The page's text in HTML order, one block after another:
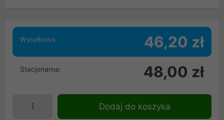
Wysyłkowa: 46,20 zł
Stacjonarna: 48,00 zł
Dodaj do koszyka